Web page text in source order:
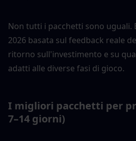
Non tutti i pacchetti sono uguali.
2026 basata sul feedback reale
ritorno sull'investimento e su
adatti alle diverse fasi di gioco.
I migliori pacchetti per
7–14 giorni)